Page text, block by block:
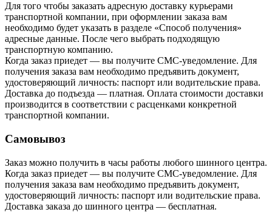
Для того чтобы заказать адресную доставку курьерами
транспортной компании, при оформлении заказа вам
необходимо будет указать в разделе «Способ получения»
адресные данные. После чего выбрать подходящую
транспортную компанию.
Когда заказ приедет — вы получите СМС-уведомление. Для
получения заказа вам необходимо предъявить документ,
удостоверяющий личность: паспорт или водительские права.
Доставка до подъезда — платная. Оплата стоимости доставки
производится в соответствии с расценками конкретной
транспортной компании.
Самовывоз
Заказ можно получить в часы работы любого шинного центра.
Когда заказ приедет — вы получите СМС-уведомление. Для
получения заказа вам необходимо предъявить документ,
удостоверяющий личность: паспорт или водительские права.
Доставка заказа до шинного центра — бесплатная.